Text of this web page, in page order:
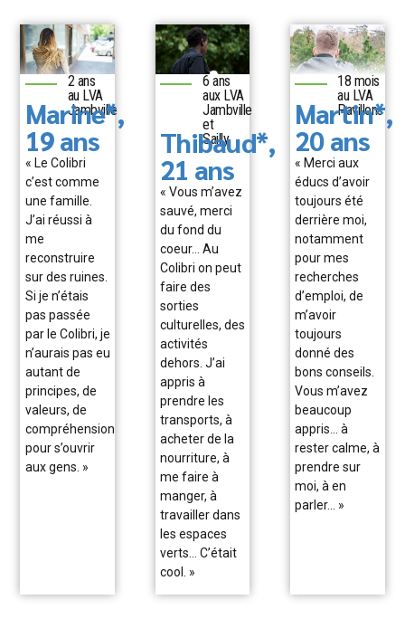
2 ans
au LVA
Jambville
Marine*,
19 ans
« Le Colibri
c’est comme
une famille.
J’ai réussi à
me
reconstruire
sur des ruines.
Si je n’étais
pas passée
par le Colibri, je
n’aurais pas eu
autant de
principes, de
valeurs, de
compréhension
pour s’ouvrir
aux gens. »
6 ans
aux LVA
Jambville
et
Sailly
Thibaud*,
21 ans
« Vous m’avez
sauvé, merci
du fond du
coeur… Au
Colibri on peut
faire des
sorties
culturelles, des
activités
dehors. J’ai
appris à
prendre les
transports, à
acheter de la
nourriture, à
me faire à
manger, à
travailler dans
les espaces
verts… C’était
cool. »
18 mois
au LVA
Pavillons
Martin*,
20 ans
« Merci aux
éducs d’avoir
toujours été
derrière moi,
notamment
pour mes
recherches
d’emploi, de
m’avoir
toujours
donné des
bons conseils.
Vous m’avez
beaucoup
appris… à
rester calme, à
prendre sur
moi, à en
parler… »